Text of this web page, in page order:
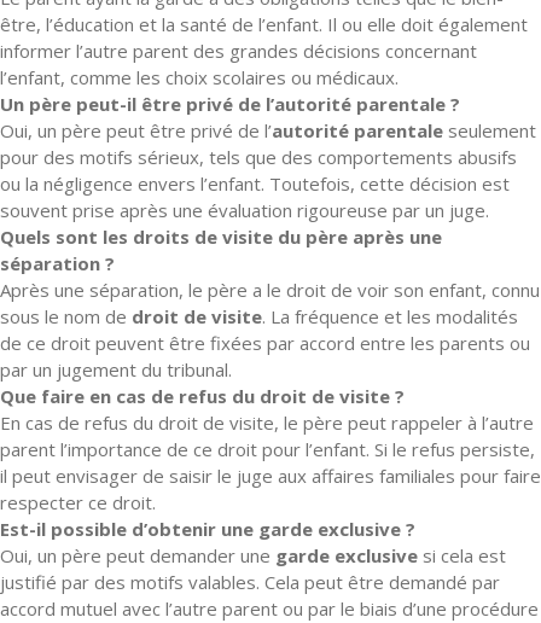
être, l’éducation et la santé de l’enfant. Il ou elle doit également
informer l’autre parent des grandes décisions concernant
l’enfant, comme les choix scolaires ou médicaux.
Un père peut-il être privé de l’autorité parentale ?
Oui, un père peut être privé de l’autorité parentale seulement
pour des motifs sérieux, tels que des comportements abusifs
ou la négligence envers l’enfant. Toutefois, cette décision est
souvent prise après une évaluation rigoureuse par un juge.
Quels sont les droits de visite du père après une
séparation ?
Après une séparation, le père a le droit de voir son enfant, connu
sous le nom de droit de visite. La fréquence et les modalités
de ce droit peuvent être fixées par accord entre les parents ou
par un jugement du tribunal.
Que faire en cas de refus du droit de visite ?
En cas de refus du droit de visite, le père peut rappeler à l’autre
parent l’importance de ce droit pour l’enfant. Si le refus persiste,
il peut envisager de saisir le juge aux affaires familiales pour faire
respecter ce droit.
Est-il possible d’obtenir une garde exclusive ?
Oui, un père peut demander une garde exclusive si cela est
justifié par des motifs valables. Cela peut être demandé par
accord mutuel avec l’autre parent ou par le biais d’une procédure